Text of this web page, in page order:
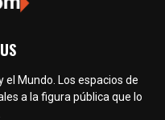
el Mundo. Los espacios de
a la figura pública que lo